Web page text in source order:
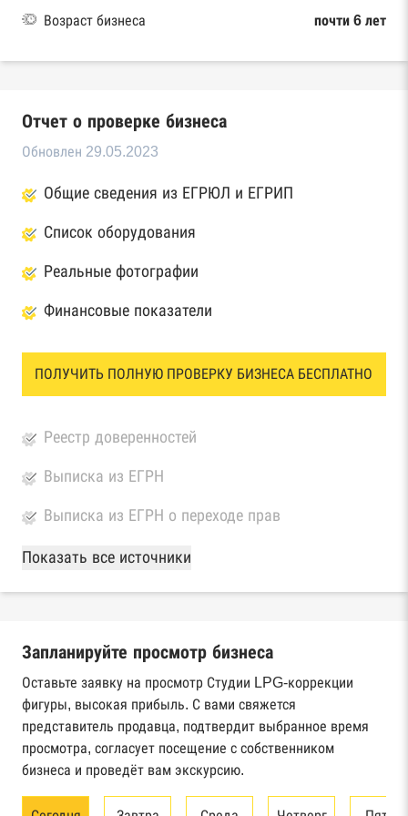
Возраст бизнеса почти 6 лет
Отчет о проверке бизнеса
Обновлен 29.05.2023
Общие сведения из ЕГРЮЛ и ЕГРИП
Список оборудования
Реальные фотографии
Финансовые показатели
ПОЛУЧИТЬ ПОЛНУЮ ПРОВЕРКУ БИЗНЕСА БЕСПЛАТНО
Реестр доверенностей
Выписка из ЕГРН
Выписка из ЕГРН о переходе прав
База Росстата
Реестры ЕГРЮЛ и ЕГРИП Федеральной
Реестр государственных контрактов
Федерального казначейства
Картотека арбитражных дел Высшего
арбитражного суда
Единый федеральный реестр сведений о
банкротстве юридических лиц
Показать все источники
Запланируйте просмотр бизнеса
Оставьте заявку на просмотр Студии LPG-коррекции
фигуры, высокая прибыль. С вами свяжется
представитель продавца, подтвердит выбранное время
просмотра, согласует посещение с собственником
бизнеса и проведёт вам экскурсию.